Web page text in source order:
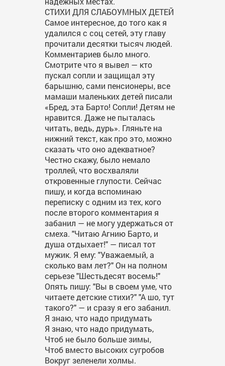
CТИХИ ДЛЯ СЛАБОУМНЫХ ДЕТЕЙ
Самое интересное, до того как я
удалился с соц сетей, эту главу
прочитали десятки тысяч людей.
Комментариев было много.
Смотрите что я вывел — кто
пускал сопли и защищал эту
барышню, сами пенсионеры, все
мамаши маленьких детей писали
«Бред, эта Барто! Сопли! Детям не
нравится. Даже не пыталась
читать, ведь, дурь». Гляньте на
нижний текст, как про это, можно
сказать что оно адекватное?
Честно скажу, было немало
троллей, что восхваляли
откровенные глупости. Сейчас
пишу, и когда вспоминаю
переписку с одним из тех, кого
после второго комментария я
забанил — не могу удержаться от
смеха. "Читаю Агнию Барто, и
душа отдыхает!" — писал тот
мужик. Я ему: "Уважаемый, а
сколько вам лет?" Он на полном
серьезе "Шестьдесят восемь!"
Опять пишу: "Вы в своем уме, что
читаете детские стихи?" "А шо, тут
такого?" — и сразу я его забанил.
Я знаю, что надо придумать
Я знаю, что надо придумать,
Чтоб не было больше зимы,
Чтоб вместо высоких сугробов
Вокруг зеленели холмы.